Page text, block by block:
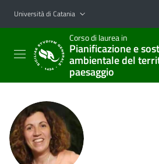
Vai al contenuto principale
Vai al menu di navigazione
Università di Catania
Corso di laurea in
Pianificazione e
ambientale del
paesaggio